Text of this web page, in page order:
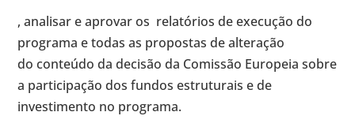
, analisar e aprovar os relatórios de execução do
programa e todas as propostas de alteração
do conteúdo da decisão da Comissão Europeia sobre
a participação dos fundos estruturais e de
investimento no programa.